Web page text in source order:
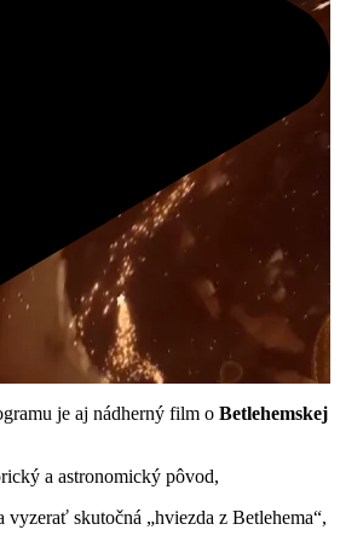
je aj nádherný film o Betlehemskej
a astronomický pôvod,
vyzerať skutočná „hviezda z Betlehema“,